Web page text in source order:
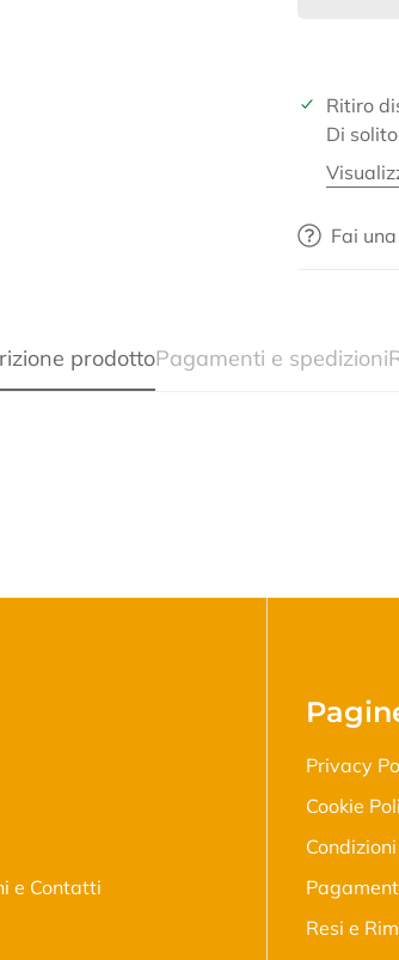
Ritiro
Di
Fai
prodottoPagamenti e spedizioni
e Contatti
Privacy
Cookie
Resi e
Confirm your